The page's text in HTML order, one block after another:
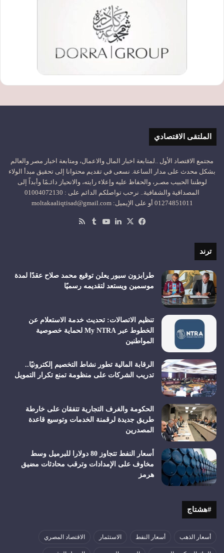
الملتقى الاقتصادي
مجتمع الاقتصاد الأول ..لمتابعة اخبار المال والاعمال، ومتابعة اخبار مصر والعالم
بشكل محدث على مدار الساعة. نسعى في تقديم محتوانا إلى تحقيق مبدأ الولاء
لوطننا الحبيب مصـر، والحفاظ عليه وإعلاء رايته، والانحياز دائـمًا وأبداً إلى
المصداقية والشفافية.. نرحب تواصلكم الدائم على : 01004072130
01274851011 أو على الإيميل: moltakaaliqtisad@gmail.com
فيسبوك
‫X لينكدإن‫YouTube
ترند
طرابزون سبور يعلن توقيع محمد صلاح عقدًا لمدة
موسمين ويستعد لتقديمه رسميًا
تنظيم الاتصالات: تحديث خدمة الاستعلام عن
الخطوط عبر My NTRA لحماية خصوصية
المواطنين
الرقابة المالية تطور نشاط التخصيم إلكترونيًا..
تدريب الشركات على منظومة تمنع تكرار التمويل
الحكومة والغرف التجارية تتفقان على خارطة
طريق جديدة لرقمنة الخدمات وتوسيع قاعدة
المصدرين
أسعار النفط تتجاوز 80 دولارا للبرميل وسط
مخاوف على الإمدادات وترقب محادثات مضيق
هرمز
#هشتاج
أسعار الذهب أسعار النفط الاستثمار الاقتصاد المصري